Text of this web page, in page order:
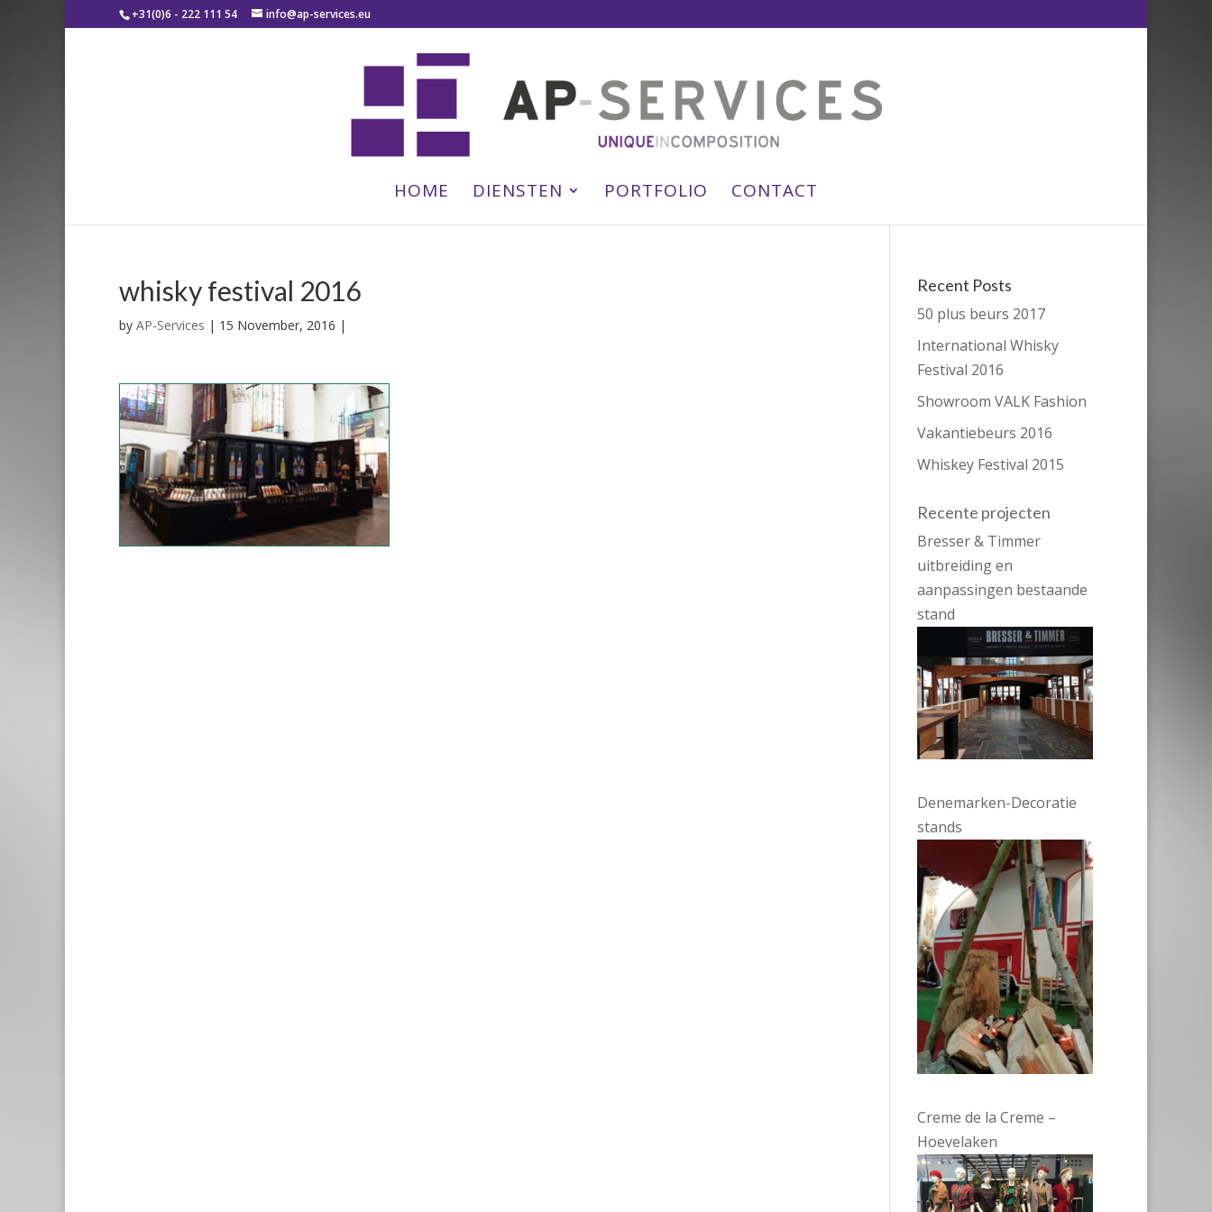
+31(0)6 - 222 111 54 info@ap-services.eu
HOME DIENSTEN PORTFOLIO CONTACT
whisky festival 2016
by AP-Services | 15 November, 2016 |
Recent Posts
50 plus beurs 2017
International Whisky
Festival 2016
Showroom VALK Fashion
Vakantiebeurs 2016
Whiskey Festival 2015
Recente projecten
Bresser & Timmer
uitbreiding en
aanpassingen bestaande
stand
Denemarken-Decoratie
stands
Creme de la Creme –
Hoevelaken